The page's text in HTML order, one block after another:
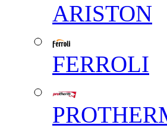
ARISTON
FERROLI